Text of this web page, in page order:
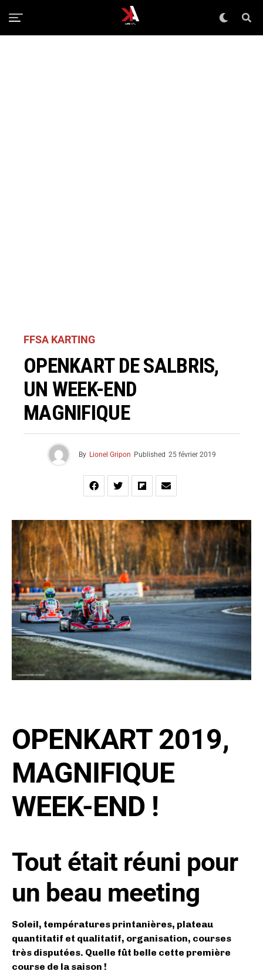
FFSA KARTING
OPENKART DE SALBRIS,
UN WEEK-END
MAGNIFIQUE
By Lionel Gripon Published 25 février 2019
OPENKART 2019,
MAGNIFIQUE
WEEK-END !
Tout était réuni pour
un beau meeting
Soleil, températures printanières, plateau
quantitatif et qualitatif, organisation, courses
très disputées. Quelle fût belle cette première
course de la saison !